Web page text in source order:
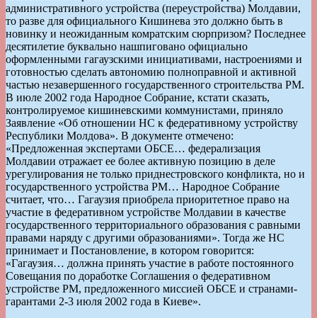
административного устройства (переустройства) Молдавии,
то разве для официального Кишинева это должно быть в
новинку и неожиданным комратским сюрпризом? Последнее
десятилетие буквально нашпиговано официально
оформленными гагаузскими инициативами, настроениями и
готовностью сделать автономию полноправной и активной
частью незавершенного государственного строительства РМ.
В июле 2002 года Народное Собрание, кстати сказать,
контролируемое кишиневскими коммунистами, приняло
Заявление «Об отношении НС к федеративному устройству
Республики Молдова». В документе отмечено:
«Предложенная экспертами ОБСЕ… федерализация
Молдавии отражает ее более активную позицию в деле
урегулирования не только приднестровского конфликта, но и
государственного устройства РМ… Народное Собрание
считает, что… Гагаузия приобрела приоритетное право на
участие в федеративном устройстве Молдавии в качестве
государственного территориального образования с равными
правами наряду с другими образованиями». Тогда же НС
принимает и Постановление, в котором говорится:
«Гагаузия… должна принять участие в работе постоянного
Совещания по доработке Соглашения о федеративном
устройстве РМ, предложенного миссией ОБСЕ и странами-
гарантами 2-3 июля 2002 года в Киеве».